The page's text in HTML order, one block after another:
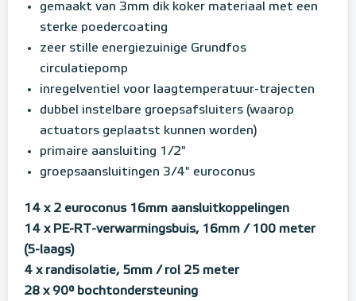
gemaakt van 3mm dik koker materiaal met een
sterke poedercoating
zeer stille energiezuinige Grundfos
circulatiepomp
inregelventiel voor laagtemperatuur-trajecten
dubbel instelbare groepsafsluiters (waarop
actuators geplaatst kunnen worden)
primaire aansluiting 1/2"
groepsaansluitingen 3/4" euroconus
14 x 2 euroconus 16mm aansluitkoppelingen
14 x PE-RT-verwarmingsbuis, 16mm / 100 meter
(5-laags)
4 x randisolatie, 5mm / rol 25 meter
28 x 90° bochtondersteuning